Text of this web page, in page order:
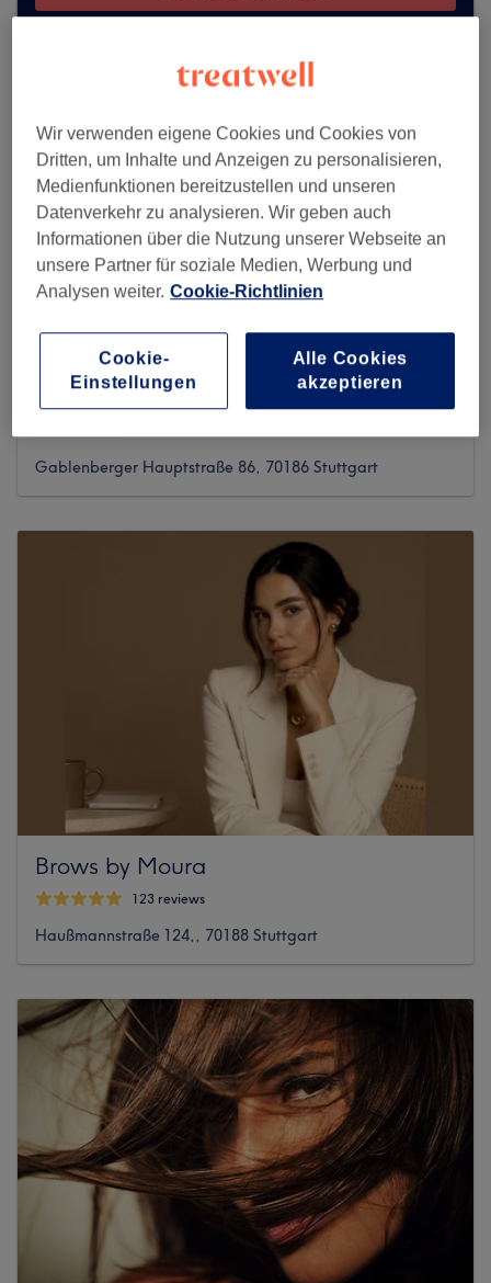
Kristinas Lash Atelier
Gablenberger Hauptstraße 86, 70186 Stuttgart
Brows by Moura
123 reviews
Haußmannstraße 124,, 70188 Stuttgart
Wir verwenden eigene Cookies und Cookies von
Dritten, um Inhalte und Anzeigen zu personalisieren,
Medienfunktionen bereitzustellen und unseren
Datenverkehr zu analysieren. Wir geben auch
Informationen über die Nutzung unserer Webseite an
unsere Partner für soziale Medien, Werbung und
Analysen weiter. Cookie-Richtlinien
Cookie-
Einstellungen
Alle Cookies
akzeptieren